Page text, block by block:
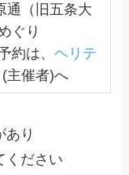
通（旧五条大
ぐり
約は、 ヘリテ
主催者)へ
り
ください